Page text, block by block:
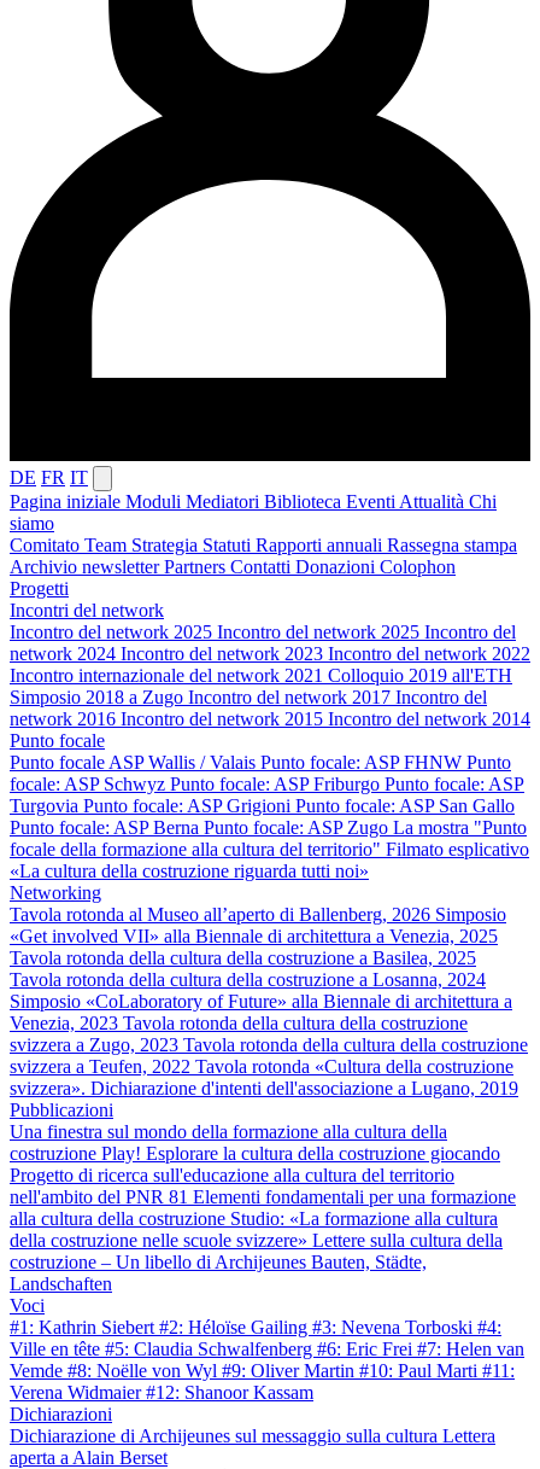
DE FR IT
Pagina iniziale Moduli Mediatori Biblioteca Eventi Attualità Chi
siamo
Comitato Team Strategia Statuti Rapporti annuali Rassegna stampa
Archivio newsletterPartners Contatti Donazioni Colophon
Progetti
Incontri del network
Incontro del network 2025 Incontro del network 2025 Incontro del
network 2024 Incontro del network 2023 Incontro del network 2022
Incontro internazionale del network 2021 Colloquio 2019 all'ETH
Simposio 2018 a Zugo Incontro del network 2017 Incontro del
network 2016 Incontro del network 2015 Incontro del network 2014
Punto focale
Punto focale ASP Wallis / Valais Punto focale: ASP FHNW Punto
focale: ASP Schwyz Punto focale: ASP Friburgo Punto focale: ASP
Turgovia Punto focale: ASP Grigioni Punto focale: ASP San Gallo
Punto focale: ASP Berna Punto focale: ASP Zugo La mostra "Punto
focale della formazione alla cultura del territorio" Filmato esplicativo
«La cultura della costruzione riguarda tutti noi»
Networking
Tavola rotonda al Museo all’aperto di Ballenberg, 2026 Simposio
«Get involved VII» alla Biennale di architettura a Venezia, 2025
Tavola rotonda della cultura della costruzione a Basilea, 2025
Tavola rotonda della cultura della costruzione a Losanna, 2024
Simposio «CoLaboratory of Future» alla Biennale di architettura a
Venezia, 2023 Tavola rotonda della cultura della costruzione
svizzera a Zugo, 2023 Tavola rotonda della cultura della costruzione
svizzera a Teufen, 2022 Tavola rotonda «Cultura della costruzione
svizzera». Dichiarazione d'intenti dell'associazione a Lugano, 2019
Pubblicazioni
Una finestra sul mondo della formazione alla cultura della
costruzione Play! Esplorare la cultura della costruzione giocando
Progetto di ricerca sull'educazione alla cultura del territorio
nell'ambito del PNR 81 Elementi fondamentali per una formazione
alla cultura della costruzione Studio: «La formazione alla cultura
della costruzione nelle scuole svizzere» Lettere sulla cultura della
costruzione – Un libello di Archijeunes Bauten, Städte,
Landschaften
Voci
#1: Kathrin Siebert #2: Héloïse Gailing #3: Nevena Torboski #4:
Ville en tête #5: Claudia Schwalfenberg #6: Eric Frei #7: Helen van
Vemde #8: Noëlle von Wyl #9: Oliver Martin #10: Paul Marti #11:
Verena Widmaier#12: Shanoor Kassam
Dichiarazioni
Dichiarazione di Archijeunes sul messaggio sulla cultura Lettera
aperta a Alain Berset